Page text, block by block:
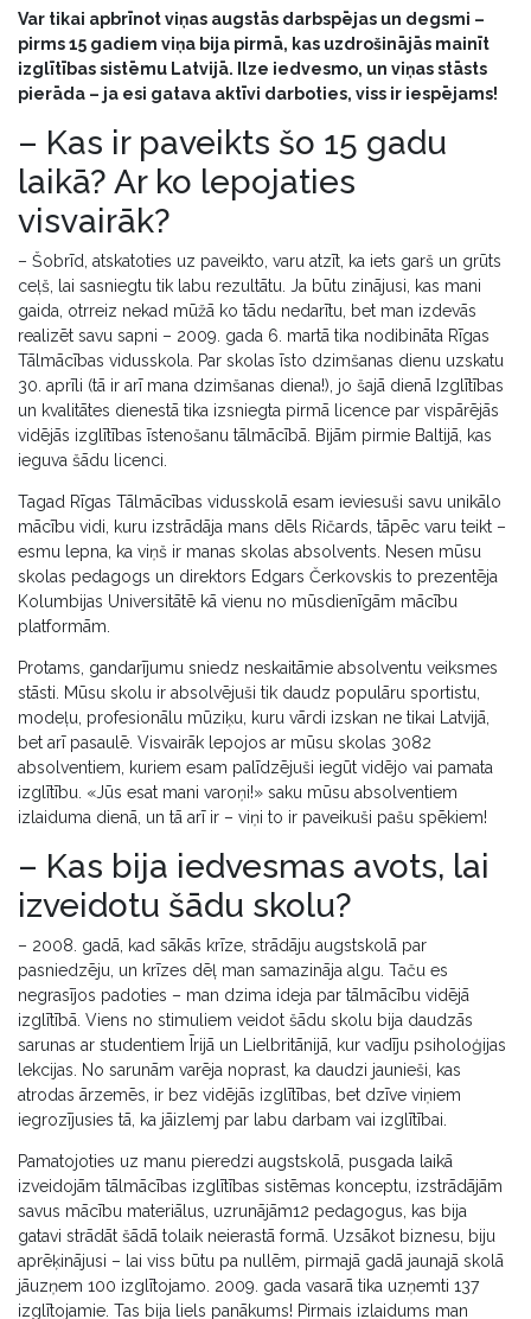
Var tikai apbrīnot viņas augstās darbspējas un degsmi –
pirms 15 gadiem viņa bija pirmā, kas uzdrošinājās mainīt
izglītības sistēmu Latvijā. Ilze iedvesmo, un viņas stāsts
pierāda – ja esi gatava aktīvi darboties, viss ir iespējams!
– Kas ir paveikts šo 15 gadu
laikā? Ar ko lepojaties
visvairāk?
– Šobrīd, atskatoties uz paveikto, varu atzīt, ka iets garš un grūts
ceļš, lai sasniegtu tik labu rezultātu. Ja būtu zinājusi, kas mani
gaida, otrreiz nekad mūžā ko tādu nedarītu, bet man izdevās
realizēt savu sapni – 2009. gada 6. martā tika nodibināta Rīgas
Tālmācības vidusskola. Par skolas īsto dzimšanas dienu uzskatu
30. aprīli (tā ir arī mana dzimšanas diena!), jo šajā dienā Izglītības
un kvalitātes dienestā tika izsniegta pirmā licence par vispārējās
vidējās izglītības īstenošanu tālmācībā. Bijām pirmie Baltijā, kas
ieguva šādu licenci.
Tagad Rīgas Tālmācības vidusskolā esam ieviesuši savu unikālo
mācību vidi, kuru izstrādāja mans dēls Ričards, tāpēc varu teikt –
esmu lepna, ka viņš ir manas skolas absolvents. Nesen mūsu
skolas pedagogs un direktors Edgars Čerkovskis to prezentēja
Kolumbijas Universitātē kā vienu no mūsdienīgām mācību
platformām.
Protams, gandarījumu sniedz neskaitāmie absolventu veiksmes
stāsti. Mūsu skolu ir absolvējuši tik daudz populāru sportistu,
modeļu, profesionālu mūziķu, kuru vārdi izskan ne tikai Latvijā,
bet arī pasaulē. Visvairāk lepojos ar mūsu skolas 3082
absolventiem, kuriem esam palīdzējuši iegūt vidējo vai pamata
izglītību. «Jūs esat mani varoņi!» saku mūsu absolventiem
izlaiduma dienā, un tā arī ir – viņi to ir paveikuši pašu spēkiem!
– Kas bija iedvesmas avots, lai
izveidotu šādu skolu?
– 2008. gadā, kad sākās krīze, strādāju augstskolā par
pasniedzēju, un krīzes dēļ man samazināja algu. Taču es
negrasījos padoties – man dzima ideja par tālmācību vidējā
izglītībā. Viens no stimuliem veidot šādu skolu bija daudzās
sarunas ar studentiem Īrijā un Lielbritānijā, kur vadīju psiholoģijas
lekcijas. No sarunām varēja noprast, ka daudzi jaunieši, kas
atrodas ārzemēs, ir bez vidējās izglītības, bet dzīve viņiem
iegrozījusies tā, ka jāizlemj par labu darbam vai izglītībai.
Pamatojoties uz manu pieredzi augstskolā, pusgada laikā
izveidojām tālmācības izglītības sistēmas konceptu, izstrādājām
savus mācību materiālus, uzrunājām12 pedagogus, kas bija
gatavi strādāt šādā tolaik neierastā formā. Uzsākot biznesu, biju
aprēķinājusi – lai viss būtu pa nullēm, pirmajā gadā jaunajā skolā
jāuzņem 100 izglītojamo. 2009. gada vasarā tika uzņemti 137
izglītojamie. Tas bija liels panākums! Pirmais izlaidums man